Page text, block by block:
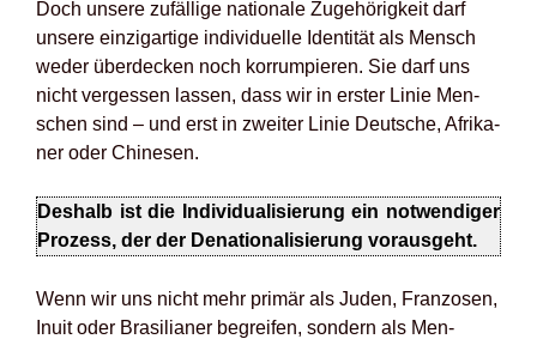
Doch unse­re zufäl­li­ge natio­na­le Zuge­hö­rig­keit darf
unse­re ein­zig­ar­ti­ge indi­vi­du­el­le Iden­ti­tät als Mensch
weder über­de­cken noch kor­rum­pie­ren. Sie darf uns
nicht ver­ges­sen las­sen, dass wir in ers­ter Linie Men­
schen sind – und erst in zwei­ter Linie Deut­sche, Afri­ka­
ner oder Chi­ne­sen.
Des­halb ist die Indi­vi­dua­li­sie­rung ein not­wen­di­ger
Pro­zess, der der Dena­tio­na­li­sie­rung vor­aus­geht.
Wenn wir uns nicht mehr pri­mär als Juden, Fran­zo­sen,
Inu­it oder Bra­si­lia­ner begrei­fen, son­dern als Men­